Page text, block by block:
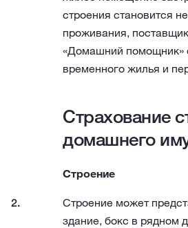
строения становится
проживания,
«Домашний помощник»
временного жилья и
Страхование
домашнего
Строение
Строение может
здание, бокс в рядном